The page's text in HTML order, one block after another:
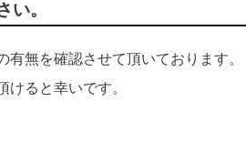
い。
無を確認させて頂いております。
ると幸いです。